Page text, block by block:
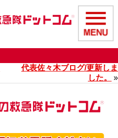
代表佐々木ブログ/更新しま
した。
»